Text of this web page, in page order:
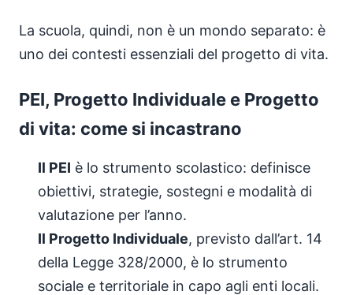
La scuola, quindi, non è un mondo separato: è
uno dei contesti essenziali del progetto di vita.
PEI, Progetto Individuale e Progetto
di vita: come si incastrano
Il PEI è lo strumento scolastico: definisce
obiettivi, strategie, sostegni e modalità di
valutazione per l’anno.
Il Progetto Individuale, previsto dall’art. 14
della Legge 328/2000, è lo strumento
sociale e territoriale in capo agli enti locali.